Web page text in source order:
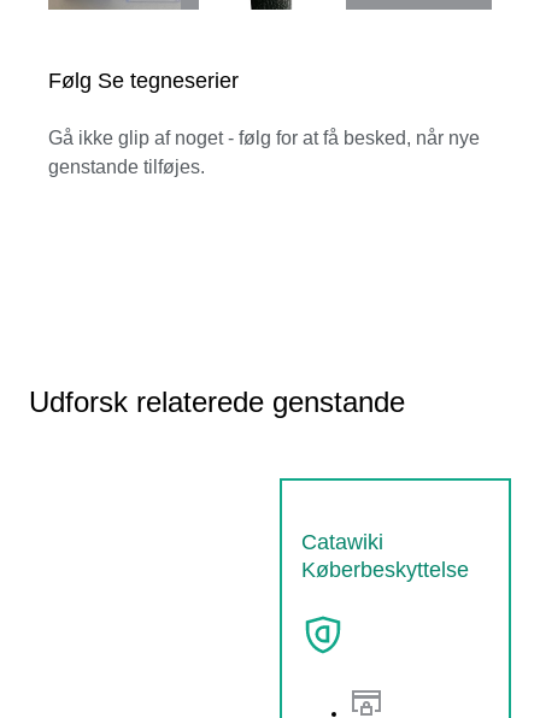
Følg Se tegneserier
Gå ikke glip af noget - følg for at få besked, når nye
genstande tilføjes.
Udforsk relaterede genstande
Catawiki
Køberbeskyttelse